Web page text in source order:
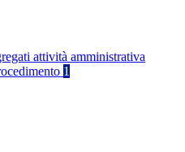
attività amministrativa
1